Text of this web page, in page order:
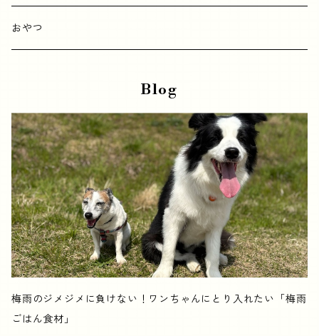
鶏肉
豚肉
鹿肉
魚
シニア用
おやつ
Blog
梅雨のジメジメに負けない！ワンちゃんにとり入れたい「梅雨
ごはん食材」